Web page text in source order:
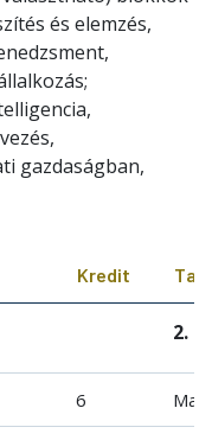
és elemzés,
gazdaságban,
Kredit
2.
6